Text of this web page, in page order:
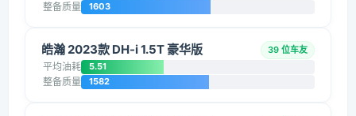
整备质量 1603
皓瀚 2023款 DH-i 1.5T 豪华版 39 位车友
平均油耗 5.51
整备质量 1582